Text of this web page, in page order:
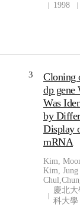
1998
3
Cloning
dp gene
Was
by
Display
mRNA
Kim,
Kim, Jung
慶北
科大學